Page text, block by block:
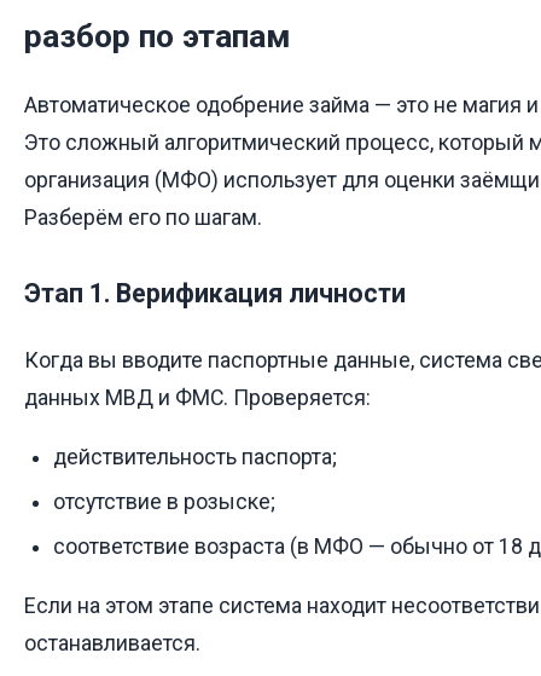
разбор по этапам
Автоматическое одобрение займа — это не магия
Это сложный алгоритмический процесс, который
организация (МФО) использует для оценки
Разберём его по шагам.
Этап 1. Верификация личности
Когда вы вводите паспортные данные, система
данных МВД и ФМС. Проверяется:
действительность паспорта;
отсутствие в розыске;
соответствие возраста (в МФО — обычно от 18
Если на этом этапе система находит
останавливается.